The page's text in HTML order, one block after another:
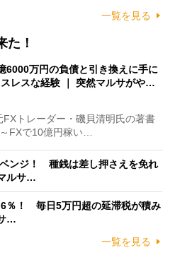
一覧を見る
た！
6000万円の負債と引き換えに手に
レスな経験 ｜ 突然マルサがや…
トレーダー・磯貝清明氏の著書
FXで10億円稼い…
ベンジ！ 種銭は差し押さえを免れ
ルサ…
％！ 毎日5万円超の延滞税が積み
…
一覧を見る